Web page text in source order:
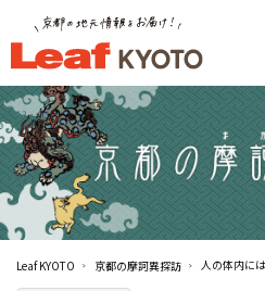
Leaf KYOTO 京都の摩訶異探訪